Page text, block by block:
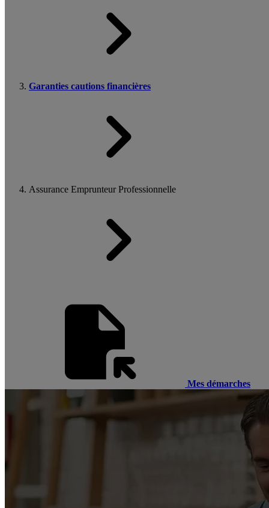
Garanties cautions financières
Assurance Emprunteur Professionnelle
Mes démarches